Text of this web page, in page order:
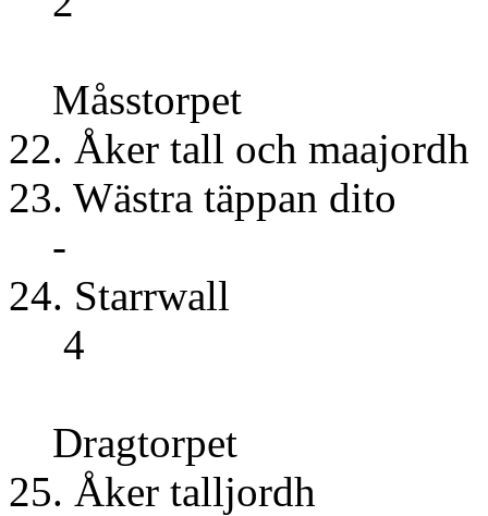
Måsstorpet
22. Åker tall
23. Wästra
-
24.
4
Dragtorpet
25. Åker